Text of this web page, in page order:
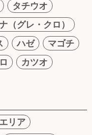
タチウオ
（グレ・クロ）
ハゼ
マゴチ
カツオ
リア